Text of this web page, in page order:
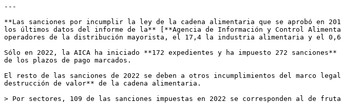
---
**Las sanciones por incumplir la ley de la cadena alimentaria que se aprobó en
los últimos datos del informe de la** [**Agencia de Información y Control
operadores de la distribución mayorista, el 17,4 la industria alimentaria y el 0,6
Sólo en 2022, la AICA ha iniciado **172 expedientes y ha impuesto 272
de los plazos de pago marcados.
El resto de las sanciones de 2022 se deben a otros incumplimientos del
destrucción de valor** de la cadena alimentaria.
> Por sectores, 109 de las sanciones impuestas en 2022 se corresponden al